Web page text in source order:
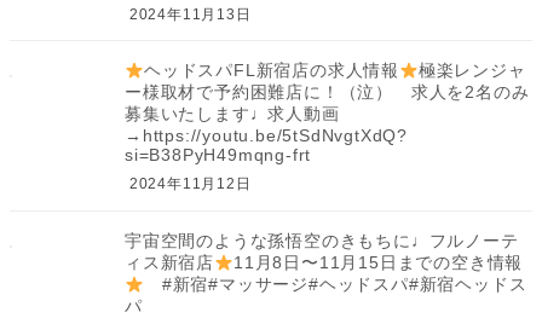
2024年11月13日
ヘッドスパFL新宿店の求人情報
極楽レンジャ
ー様取材で予約困難店に！（泣） 求人を2名のみ
募集いたします♩求人動画
→https://youtu.be/5tSdNvgtXdQ?
si=B38PyH49mqng-frt
2024年11月12日
宇宙空間のような孫悟空のきもちに♩フルノーテ
ィス新宿店
11月8日〜11月15日までの空き情報
#新宿#マッサージ#ヘッドスパ#新宿ヘッドス
パ